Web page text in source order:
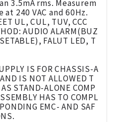
3.5mA rms. Measurem
240 VAC and 60Hz.
UL, CUL, TUV, CCC
AUDIO ALARM(BUZ
FALUT LED, T
IS FOR CHASSIS-A
IS NOT ALLOWED T
STAND-ALONE COMP
HAS TO COMPL
EMC- AND SAF